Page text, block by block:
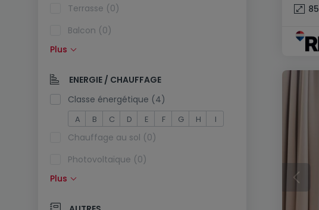
85
Terrasse (0)
Balcon (0)
Piscine (0)
Exposition sud (0)
Prise électrique dans le parking (0)
Plus
ENERGIE / CHAUFFAGE
Classe énergétique (4)
A B C D E F G H I
Chauffage au sol (0)
Photovoltaïque (0)
Panneaux solaires (0)
Pompe à chaleur (0)
Plus